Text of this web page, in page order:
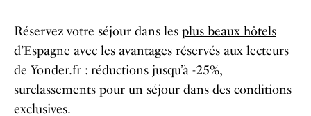
Réservez votre séjour dans les plus beaux hôtels
d’Espagne avec les avantages réservés aux lecteurs
de Yonder.fr : réductions jusqu’à -25%,
surclassements pour un séjour dans des conditions
exclusives.